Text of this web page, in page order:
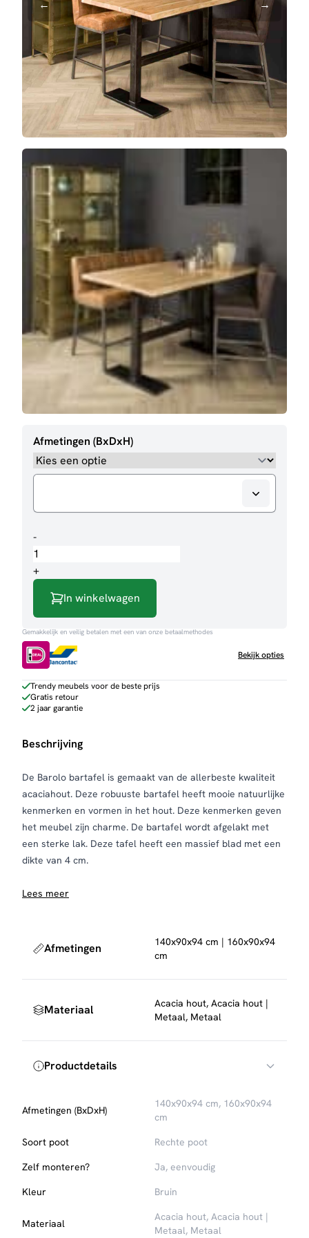
Afmetingen (BxDxH)
-Bartafel
Barolo
aantal
+
In winkelwagen
Gemakkelijk en veilig betalen met een van onze betaalmethodes
Bekijk opties
Trendy meubels voor de beste prijs
Gratis retour
2 jaar garantie
Beschrijving
De Barolo bartafel is gemaakt van de allerbeste kwaliteit
acaciahout. Deze robuuste bartafel heeft mooie natuurlijke
kenmerken en vormen in het hout. Deze kenmerken geven
het meubel zijn charme. De bartafel wordt afgelakt met
een sterke lak. Deze tafel heeft een massief blad met een
dikte van 4 cm.
Lees meer
Afmetingen
140x90x94 cm | 160x90x94
cm
Materiaal
Acacia hout, Acacia hout |
Metaal, Metaal
Productdetails
Afmetingen (BxDxH)
140x90x94 cm, 160x90x94
cm
Soort poot
Rechte poot
Zelf monteren?
Ja, eenvoudig
Kleur
Bruin
Materiaal
Acacia hout, Acacia hout |
Metaal, Metaal